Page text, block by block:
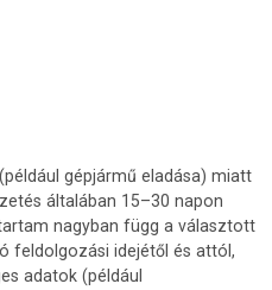
gépjármű eladása) miatt
általában 15–30 napon
nagyban függ a választott
feldolgozási idejétől és attól,
adatok (például